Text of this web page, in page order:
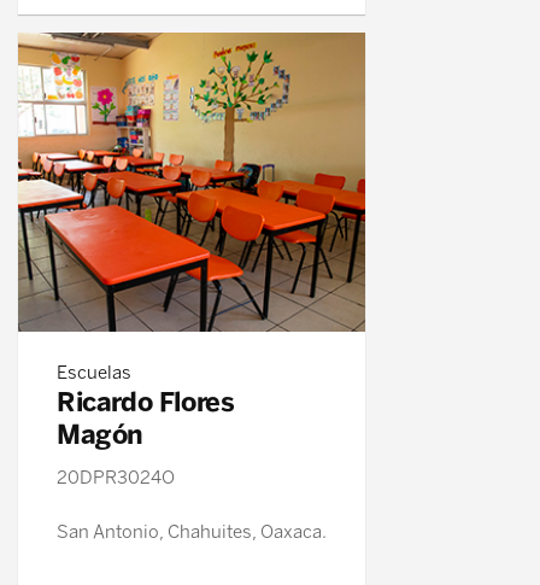
Escuelas
Ricardo Flores
Magón
20DPR3024O
San Antonio, Chahuites, Oaxaca.